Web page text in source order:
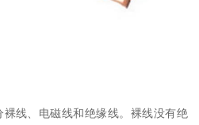
线、电磁线和绝缘线。裸线没有绝